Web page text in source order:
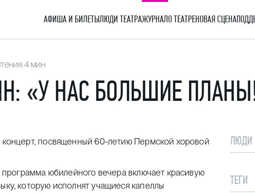
и балета
АФИША И БИЛЕТЫЛЮДИ ТЕАТРАЖУРНАЛО ТЕАТРЕНОВАЯ СЦЕНА
4 мин
«У НАС БОЛЬШИЕ
посвященный 60-летию Пермской хоровой
программа юбилейного вечера включает красивую
которую исполнят учащиеся капеллы
ЛЮДИ
ТЕГИ